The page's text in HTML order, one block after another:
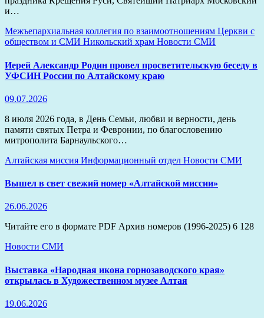
и…
Межъепархиальная коллегия по взаимоотношениям Церкви с
обществом и СМИ Никольский храм Новости СМИ
Иерей Александр Родин провел просветительскую беседу в
УФСИН России по Алтайскому краю
09.07.2026
8 июля 2026 года, в День Семьи, любви и верности, день
памяти святых Петра и Февронии, по благословению
митрополита Барнаульского…
Алтайская миссия Информационный отдел Новости СМИ
Вышел в свет свежий номер «Алтайской миссии»
26.06.2026
Читайте его в формате PDF Архив номеров (1996-2025) 6 128
Новости СМИ
Выставка «Народная икона горнозаводского края»
открылась в Художественном музее Алтая
19.06.2026